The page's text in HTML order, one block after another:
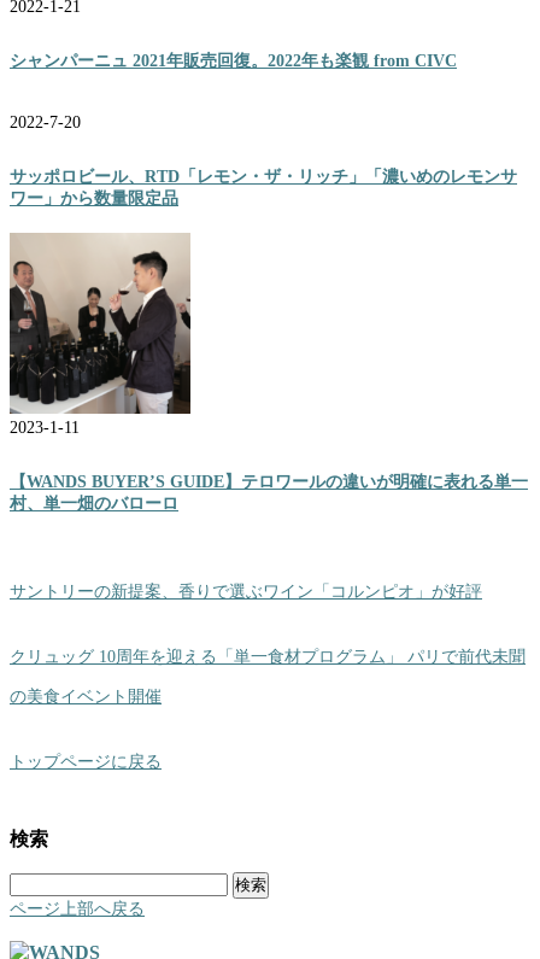
2022-1-21
シャンパーニュ 2021年販売回復。2022年も楽観 from CIVC
2022-7-20
サッポロビール、RTD「レモン・ザ・リッチ」「濃いめのレモンサ
ワー」から数量限定品
2023-1-11
【WANDS BUYER’S GUIDE】テロワールの違いが明確に表れる単一
村、単一畑のバローロ
サントリーの新提案、香りで選ぶワイン「コルンピオ」が好評
クリュッグ 10周年を迎える「単一食材プログラム」 パリで前代未聞
の美食イベント開催
トップページに戻る
検索
索:
ページ上部へ戻る